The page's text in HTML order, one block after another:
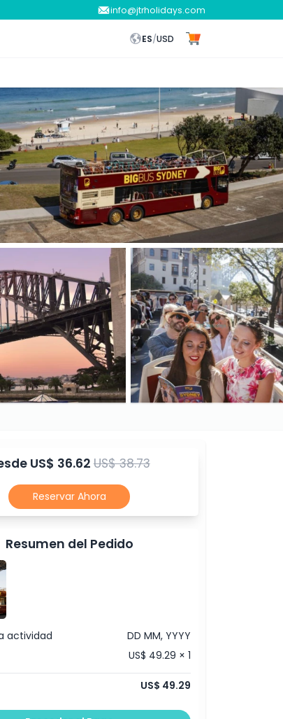
info@jtrholidays.com
ES/USD
US$ 36.62US$ 38.73
Reservar Ahora
Resumen del Pedido
actividad
DD MM, YYYY
US$ 49.29 × 1
US$ 49.29